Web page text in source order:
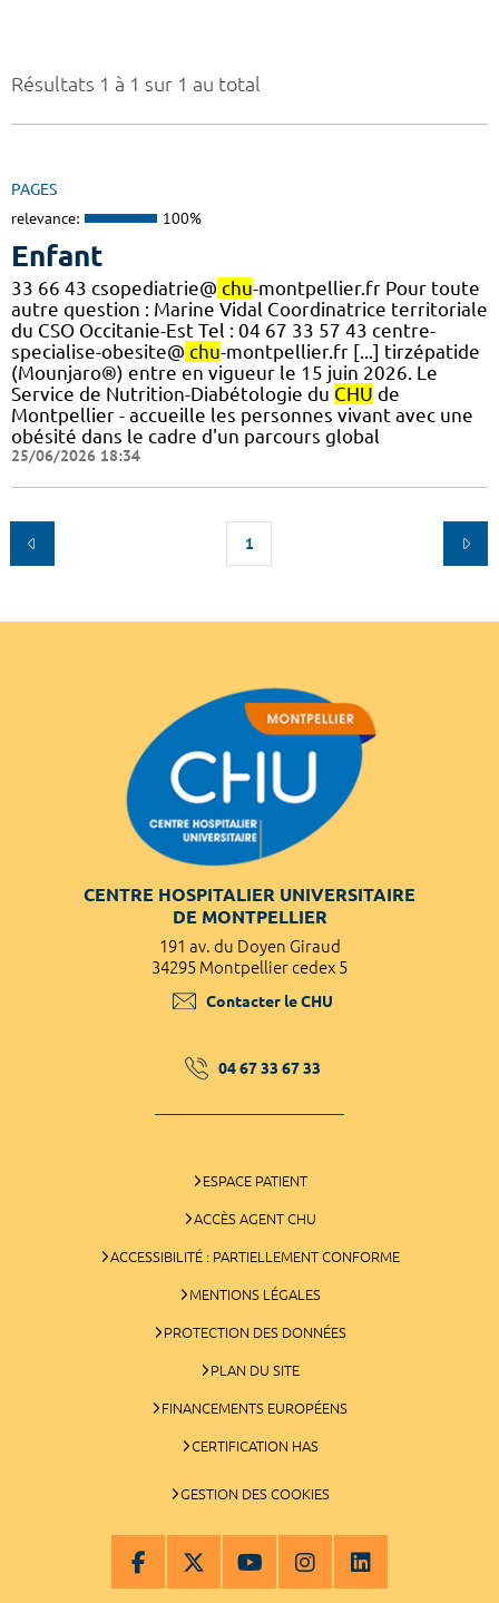
Résultats 1 à 1 sur 1 au total
PAGES
relevance: 100%
Enfant
33 66 43 csopediatrie@ chu-montpellier.fr Pour toute
autre question : Marine Vidal Coordinatrice territoriale
du CSO Occitanie-Est Tel : 04 67 33 57 43 centre-
specialise-obesite@ chu-montpellier.fr [...] tirzépatide
(Mounjaro®) entre en vigueur le 15 juin 2026. Le
Service de Nutrition-Diabétologie du CHU de
Montpellier - accueille les personnes vivant avec une
obésité dans le cadre d'un parcours global
25/06/2026 18:34
1
CENTRE HOSPITALIER UNIVERSITAIRE
DE MONTPELLIER
191 av. du Doyen Giraud
34295 Montpellier cedex 5
Contacter le CHU
04 67 33 67 33
ESPACE PATIENT
ACCÈS AGENT CHU
ACCESSIBILITÉ : PARTIELLEMENT CONFORME
MENTIONS LÉGALES
PROTECTION DES DONNÉES
PLAN DU SITE
FINANCEMENTS EUROPÉENS
CERTIFICATION HAS
GESTION DES COOKIES